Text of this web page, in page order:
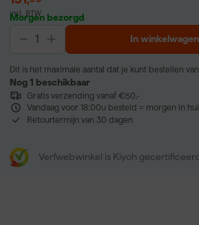
incl. BTW
Morgen bezorgd
In winkelwagen
Dit is het maximale aantal dat je kunt bestellen
Nog 1 beschikbaar
Gratis verzending vanaf €50,-
Vandaag voor 18:00u besteld = morgen in
Retourtermijn van 30 dagen
Verfwebwinkel is Kiyoh